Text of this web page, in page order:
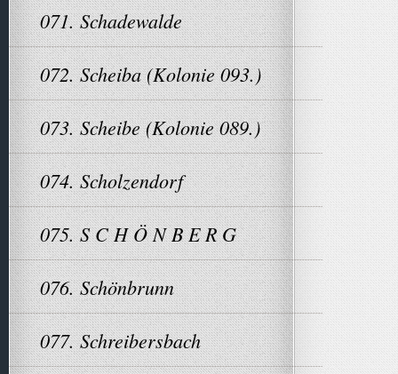
071. Schadewalde
072. Scheiba (Kolonie 093.)
073. Scheibe (Kolonie 089.)
074. Scholzendorf
075. S C H Ö N B E R G
076. Schönbrunn
077. Schreibersbach